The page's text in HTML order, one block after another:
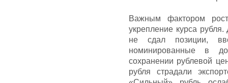
Важным фактором
укрепление курса
не сдал позиции,
номинированные в
сохранении рублевой
рубля страдали